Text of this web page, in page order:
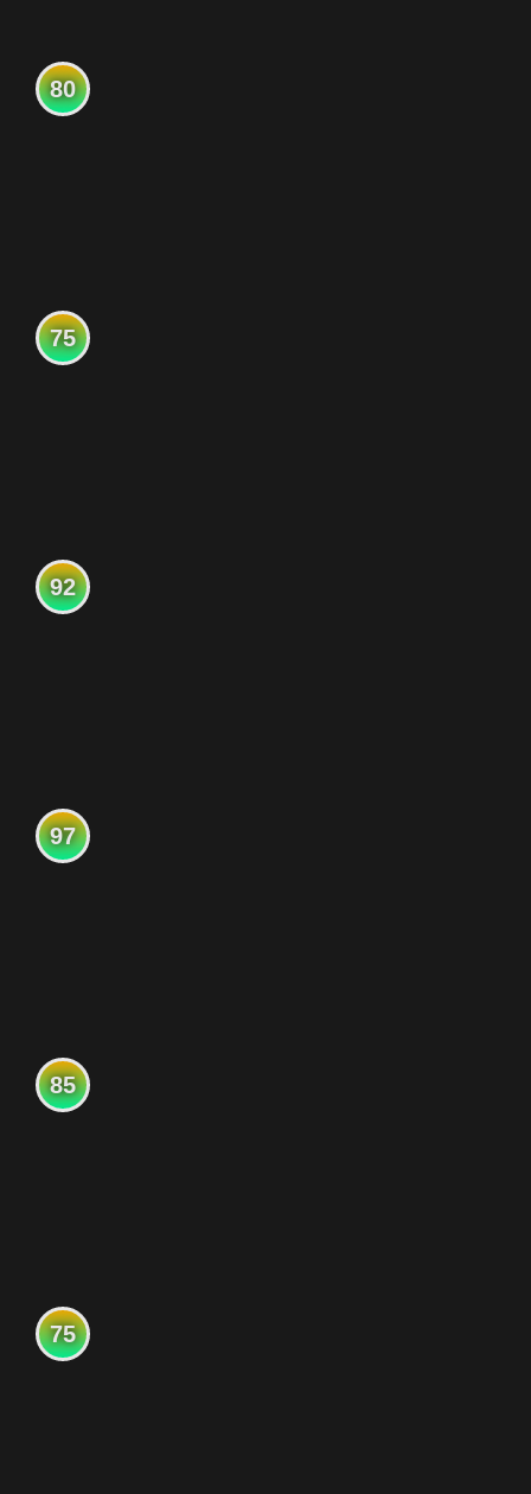
80
75
92
97
85
75